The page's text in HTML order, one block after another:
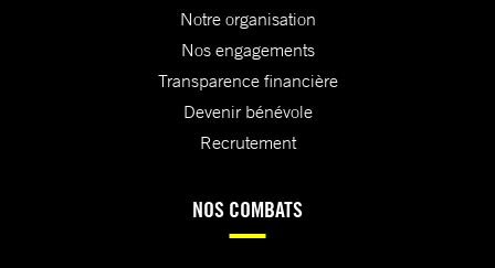
Notre organisation
Nos engagements
Transparence financière
Devenir bénévole
Recrutement
NOS COMBATS